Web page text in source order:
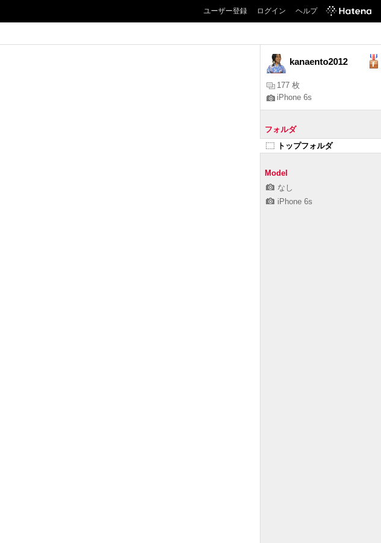
ユーザー登録 ログイン ヘルプ
kanaento2012
177 枚
iPhone 6s
フォルダ
トップフォルダ
Model
なし
iPhone 6s